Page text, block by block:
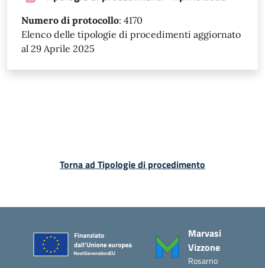
Numero di protocollo: 4170
Elenco delle tipologie di procedimenti aggiornato
al 29 Aprile 2025
Torna ad Tipologie di procedimento
Marvasi
Vizzone
Rosarno